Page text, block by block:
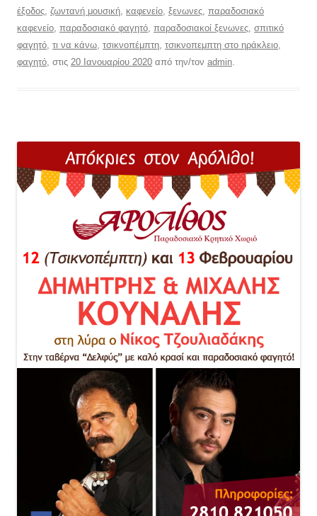
έξοδος ζωντανή μουσική καφενείο ξενωνες παραδοσιακό
καφενείο παραδοσιακό φαγητό παραδοσιακοί ξενωνες σπιτικό
φαγητό τι να κάνω τσικνοπέμπτη τσικνοπεμπτη στο ηράκλειο
φαγητό , στις 20 Ιανουαρίου 2020 από την/τον admin